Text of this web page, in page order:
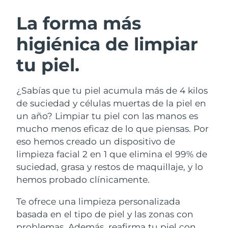
La forma más
higiénica de limpiar
tu piel.
¿Sabías que tu piel acumula más de 4 kilos
de suciedad y células muertas de la piel en
un año? Limpiar tu piel con las manos es
mucho menos eficaz de lo que piensas. Por
eso hemos creado un dispositivo de
limpieza facial 2 en 1 que elimina el 99% de
suciedad, grasa y restos de maquillaje, y lo
hemos probado clínicamente.
Te ofrece una limpieza personalizada
basada en el tipo de piel y las zonas con
Limpieza facial
Anti-aging massage
LUNA™ 4 Plus
Massage, LED heating
LUNA™ 4 Men
Microcurrent toning
BEAR™ 2 go
Microcurrent toning on-the-go
BEAR™ 2 eyes & lips
Hidratación
UFO™ 3 pack
Deep facial hydration
Near-infrared and red light therapy
device
Cuidado bucal
issa™ 4
Hybrid silicone sonic toothbrush
Smart hybrid silicone sonic toothbrush
TRATAMIENTO ANTIEDAD FAQ™
Antiedad Tratamientos LED
NEW
Austria
Baréin Entrega prevista8/10/26
Bélgica
Bermudas Entrega prevista 8/15/26
Bosnia y Herzegovina Entrega prevista
Brunéi Entrega prevista
Bulgaria Entrega prevista8/9/26
Canadá Entrega prevista
Chile Entrega prevista